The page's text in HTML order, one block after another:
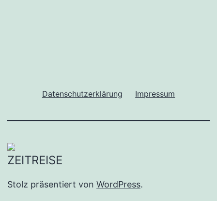
Datenschutzerklärung Impressum
Stolz präsentiert von WordPress.